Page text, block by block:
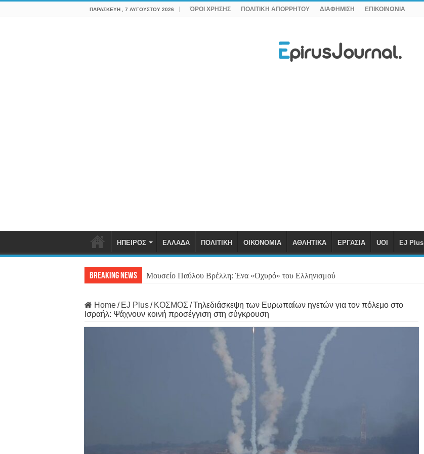
ΠΑΡΑΣΚΕΥΉ , 7 ΑΥΓΟΎΣΤΟΥ 2026 ΌΡΟΙ ΧΡΗΣΗΣ ΠΟΛΙΤΙΚΗ ΑΠΟΡΡΗΤΟΥ ΔΙΑΦΗΜΙΣΗ ΕΠΙΚΟΙΝΩΝΙΑ
ΗΠΕΙΡΟΣ ΕΛΛΑΔΑ ΠΟΛΙΤΙΚΗ ΟΙΚΟΝΟΜΙΑ ΑΘΛΗΤΙΚΑ ΕΡΓΑΣΙΑ UOI EJ Plus
Breaking News Μουσείο Παύλου Βρέλλη: Ένα «Οχυρό» του Ελληνισμού
Home/ EJ Plus/ ΚΟΣΜΟΣ /Τηλεδιάσκεψη των Ευρωπαίων ηγετών για τον πόλεμο στο
Ισραήλ: Ψάχνουν κοινή προσέγγιση στη σύγκρουση